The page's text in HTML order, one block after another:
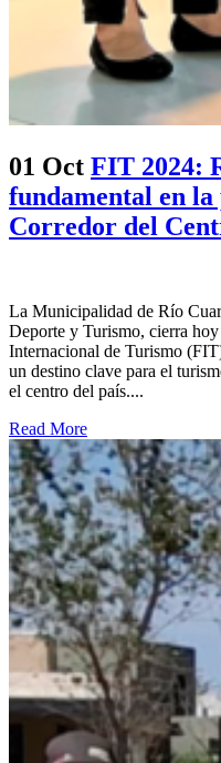
01 Oct FIT 2024:
fundamental en la
Corredor del
La Municipalidad de Río
Deporte y Turismo, cierra
Internacional de Turismo
un destino clave para el
el centro del país....
Read More